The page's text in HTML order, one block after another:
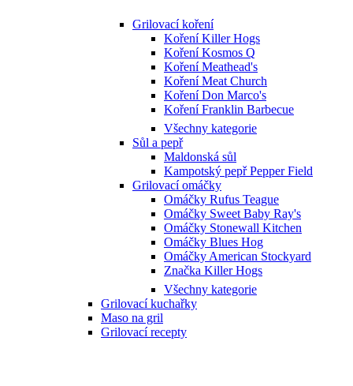
Grilovací koření
Koření Killer Hogs
Koření Kosmos Q
Koření Meathead's
Koření Meat Church
Koření Don Marco's
Koření Franklin Barbecue
Všechny kategorie
Sůl a pepř
Maldonská sůl
Kampotský pepř Pepper Field
Grilovací omáčky
Omáčky Rufus Teague
Omáčky Sweet Baby Ray's
Omáčky Stonewall Kitchen
Omáčky Blues Hog
Omáčky American Stockyard
Značka Killer Hogs
Všechny kategorie
Grilovací kuchařky
Maso na gril
Grilovací recepty